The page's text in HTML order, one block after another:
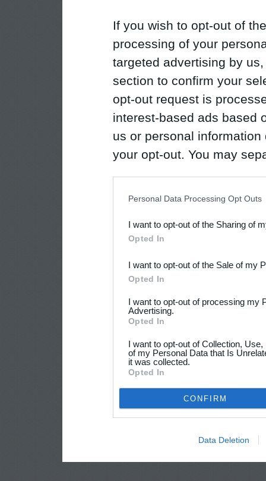
If you wish to opt-out of
processing of your
targeted advertising by
section to confirm your
opt-out request is
interest-based ads based
us or personal
your opt-out. You may
Downstream Participants
third parties.
Personal Data Processing Opt Outs
I want to opt-out of the Sharing of
Opted In
I want to opt-out of the Sale of my
Opted In
I want to opt-out of processing my
Advertising.
Opted In
I want to opt-out of Collection,
of my Personal Data that Is
it was collected.
Opted In
CONFIRM
Data Deletion